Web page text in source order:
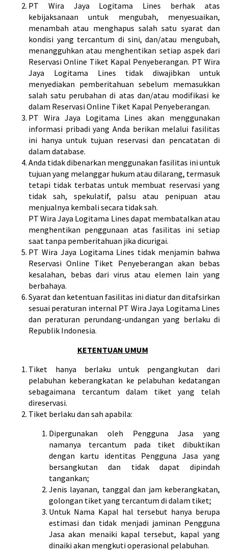
PT Wira Jaya Logitama Lines berhak atas
kebijaksanaan untuk mengubah, menyesuaikan,
menambah atau menghapus salah satu syarat dan
kondisi yang tercantum di sini, dan/atau mengubah,
menangguhkan atau menghentikan setiap aspek dari
Reservasi Online Tiket Kapal Penyeberangan. PT Wira
Jaya Logitama Lines tidak diwajibkan untuk
menyediakan pemberitahuan sebelum memasukkan
salah satu perubahan di atas dan/atau modifikasi ke
dalam Reservasi Online Tiket Kapal Penyeberangan.
PT Wira Jaya Logitama Lines akan menggunakan
informasi pribadi yang Anda berikan melalui fasilitas
ini hanya untuk tujuan reservasi dan pencatatan di
dalam database.
Anda tidak dibenarkan menggunakan fasilitas ini untuk
tujuan yang melanggar hukum atau dilarang, termasuk
tetapi tidak terbatas untuk membuat reservasi yang
tidak sah, spekulatif, palsu atau penipuan atau
menjualnya kembali secara tidak sah.
PT Wira Jaya Logitama Lines dapat membatalkan atau
menghentikan penggunaan atas fasilitas ini setiap
saat tanpa pemberitahuan jika dicurigai.
PT Wira Jaya Logitama Lines tidak menjamin bahwa
Reservasi Online Tiket Penyeberangan akan bebas
kesalahan, bebas dari virus atau elemen lain yang
berbahaya.
Syarat dan ketentuan fasilitas ini diatur dan ditafsirkan
sesuai peraturan internal PT Wira Jaya Logitama Lines
dan peraturan perundang-undangan yang berlaku di
Republik Indonesia.
KETENTUAN UMUM
Tiket hanya berlaku untuk pengangkutan dari
pelabuhan keberangkatan ke pelabuhan kedatangan
sebagaimana tercantum dalam tiket yang telah
direservasi.
Tiket berlaku dan sah apabila:
Dipergunakan oleh Pengguna Jasa yang
namanya tercantum pada tiket dibuktikan
dengan kartu identitas Pengguna Jasa yang
bersangkutan dan tidak dapat dipindah
tangankan;
Jenis layanan, tanggal dan jam keberangkatan,
golongan tiket yang tercantum di dalam tiket;
Untuk Nama Kapal hal tersebut hanya berupa
estimasi dan tidak menjadi jaminan Pengguna
Jasa akan menaiki kapal tersebut, kapal yang
dinaiki akan mengkuti operasional pelabuhan.